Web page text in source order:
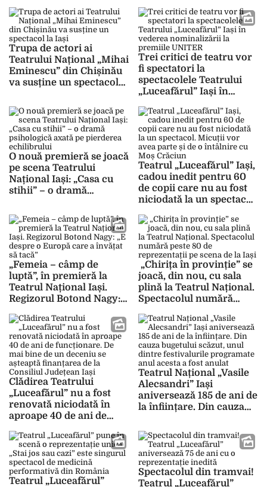
distribuția musicalului
„Pinocchio” care se joacă
la Londra. Spectacolul
are loc la renumitul
Shakespeare’s Globe
fi vizitată de marți până
duminică, între orele
10:00-17:00
Trupa de actori ai
Teatrului Național „Mihai
Eminescu” din Chișinău
va susține un spectacol
Trei critici de teatru vor
fi spectatori la
spectacolele Teatrului
„Luceafărul” Iași în
premiile UNITER
O nouă premieră se joacă
pe scena Teatrului
Național Iași: „Casa cu
stihii” – o dramă
pierderea echilibrului
Teatrul „Luceafărul” Iași,
cadou inedit pentru 60
de copii care nu au fost
niciodată la un spectacol.
de o întâlnire cu Moș
Crăciun
„Femeia – câmp de
luptă”, în premieră la
Teatrul Național Iași.
Regizorul Botond Nagy:
a învățat să tacă”
„Chirița în provinție” se
joacă, din nou, cu sala
plină la Teatrul Național.
Spectacolul numără
pe scena de la Iași
Clădirea Teatrului
„Luceafărul” nu a fost
renovată niciodată în
aproape 40 de ani de
de un deceniu se
așteaptă finanțarea de la
Consiliul Județean Iași
Teatrul Național „Vasile
Alecsandri” Iași
aniversează 185 de ani de
la înființare. Din cauza
dintre festivalurile
programate anul acesta a
fost anulat
Teatrul „Luceafărul”
Spectacolul din tramvai!
Teatrul „Luceafărul”